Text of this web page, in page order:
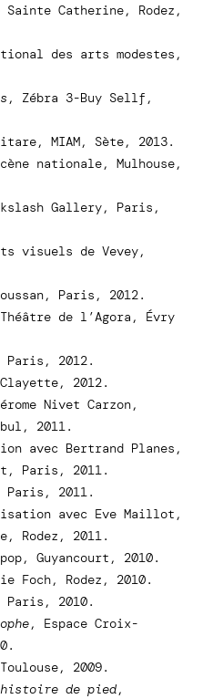
Catherine, Rodez,
des arts modestes,
, Zébra 3-Buy Sellf,
MIAM, Sète, 2013.
nationale, Mulhouse,
Gallery, Paris,
visuels de Vevey,
Paris, 2012.
de l’Agora, Évry
2012.
2012.
Nivet Carzon,
2011.
avec Bertrand Planes,
Paris, 2011.
Paris, 2011.
avec Eve Maillot,
Rodez, 2011.
Guyancourt, 2010.
Foch, Rodez, 2010.
Paris, 2010.
, Espace Croix-
2009.
de pied,